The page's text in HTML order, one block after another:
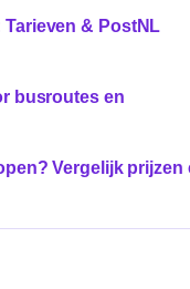
& PostNL
busroutes en
Vergelijk prijzen